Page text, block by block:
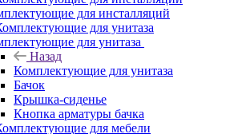
для инсталляций
для унитаза
Назад
Комплектующие для унитаза
Бачок
Крышка-сиденье
Кнопка арматуры бачка